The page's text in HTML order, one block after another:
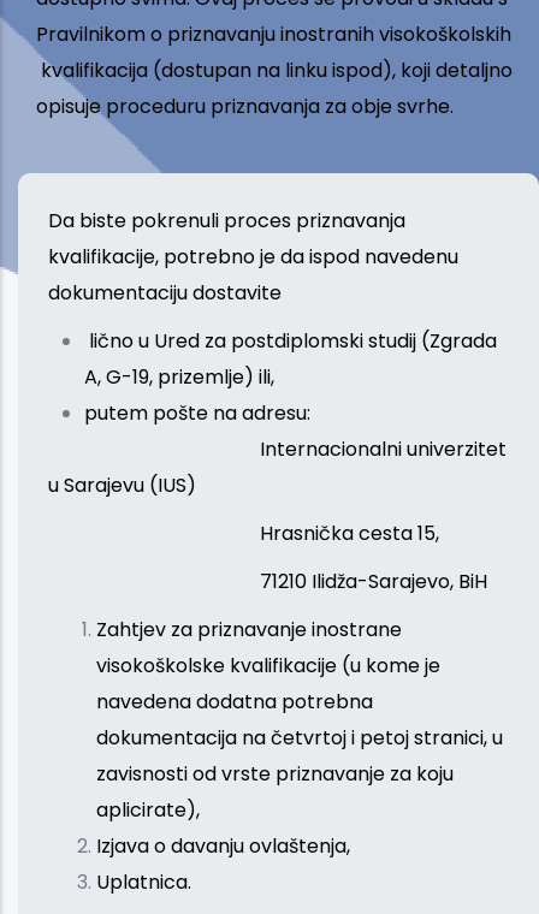
Pravilnikom o priznavanju inostranih visokoškolskih
kvalifikacija (dostupan na linku ispod), koji detaljno
opisuje proceduru priznavanja za obje svrhe.
Da biste pokrenuli proces priznavanja
kvalifikacije, potrebno je da ispod navedenu
dokumentaciju dostavite
lično u Ured za postdiplomski studij (Zgrada
A, G-19, prizemlje) ili,
putem pošte na adresu:
Internacionalni univerzitet
u Sarajevu (IUS)
Hrasnička cesta 15,
71210 Ilidža-Sarajevo, BiH
Zahtjev za priznavanje inostrane
visokoškolske kvalifikacije (u kome je
navedena dodatna potrebna
dokumentacija na četvrtoj i petoj stranici, u
zavisnosti od vrste priznavanje za koju
aplicirate),
Izjava o davanju ovlaštenja,
Uplatnica.